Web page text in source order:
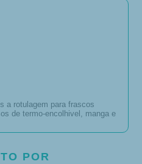
a rotulagem para frascos
de termo-encolhivel, manga e
POR